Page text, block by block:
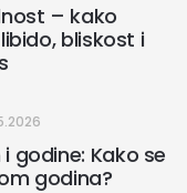
– kako
bliskost i
godine: Kako se
godina?